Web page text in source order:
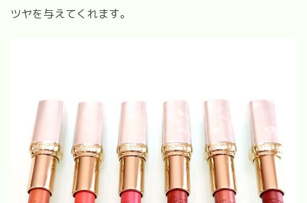
ツヤを与えてくれます。